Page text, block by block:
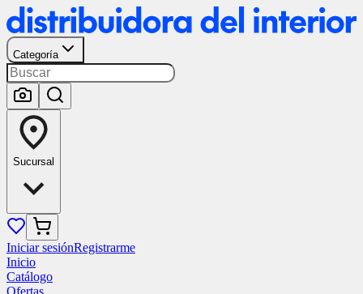
Categoría
Sucursal
Iniciar sesiónRegistrarme
Inicio
Catálogo
Ofertas